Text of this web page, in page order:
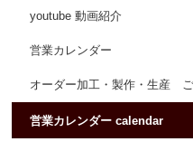
youtube 動画紹介
営業カレンダー
オーダー加工・製作・生産
営業カレンダー calendar